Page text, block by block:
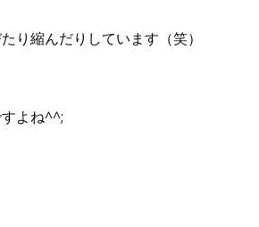
り縮んだりしています（笑）
よね^^;